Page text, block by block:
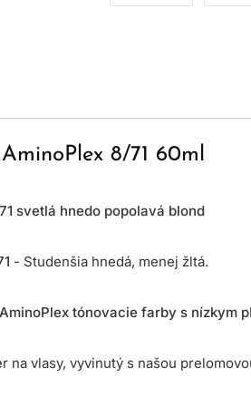
8/71 60ml
svetlá hnedo popolavá blond
- Studenšia hnedá, menej žltá.
tónovacie farby s nízkym
vlasy, vyvinutý s našou